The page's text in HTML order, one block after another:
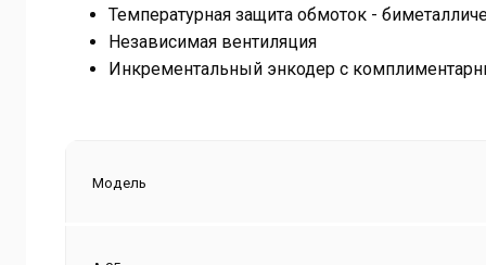
Температурная защита обмоток -
Независимая вентиляция
Инкрементальный энкодер с
Модель